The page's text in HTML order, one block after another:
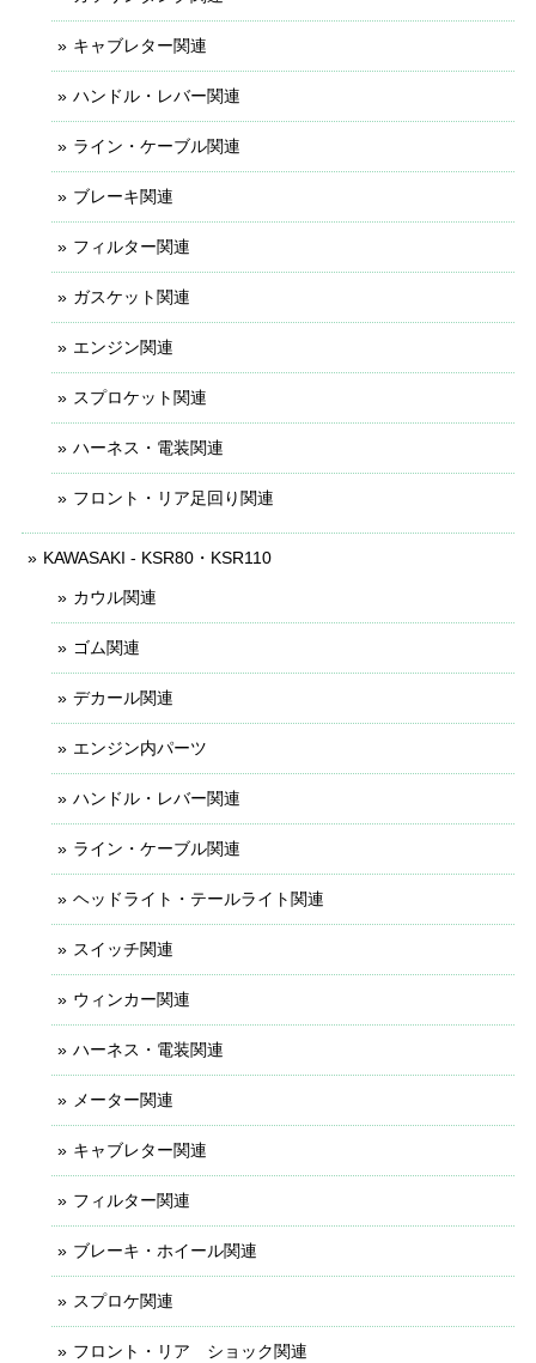
キャブレター関連
ハンドル・レバー関連
ライン・ケーブル関連
ブレーキ関連
フィルター関連
ガスケット関連
エンジン関連
スプロケット関連
ハーネス・電装関連
フロント・リア足回り関連
KAWASAKI - KSR80・KSR110
カウル関連
ゴム関連
デカール関連
エンジン内パーツ
ハンドル・レバー関連
ライン・ケーブル関連
ヘッドライト・テールライト関連
スイッチ関連
ウィンカー関連
ハーネス・電装関連
メーター関連
キャブレター関連
フィルター関連
ブレーキ・ホイール関連
スプロケ関連
フロント・リア ショック関連